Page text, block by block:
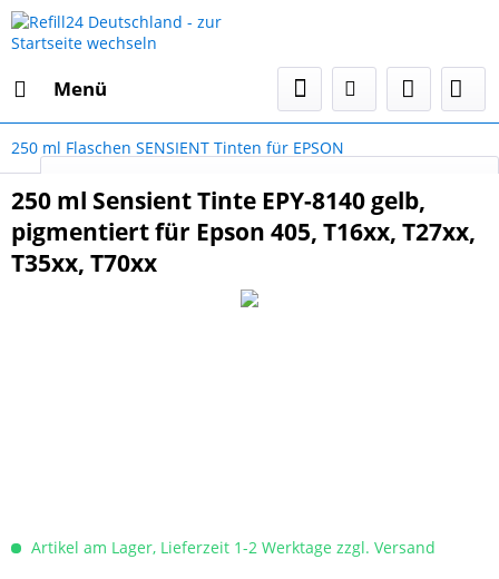
Menü
250 ml Flaschen SENSIENT Tinten für EPSON
250 ml Sensient Tinte EPY-8140 gelb,
pigmentiert für Epson 405, T16xx, T27xx,
T35xx, T70xx
Artikel am Lager, Lieferzeit 1-2 Werktage zzgl. Versand